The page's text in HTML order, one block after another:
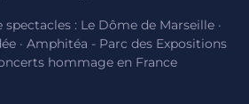
spectacles : Le Dôme de Marseille·
· Amphitéa - Parc des Expositions
hommage en France